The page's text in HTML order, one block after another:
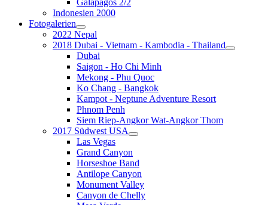
Galapagos 2/2
Indonesien 2000
Fotogalerien
2022 Nepal
2018 Dubai - Vietnam - Kambodia - Thailand
Dubai
Saigon - Ho Chi Minh
Mekong - Phu Quoc
Ko Chang - Bangkok
Kampot - Neptune Adventure Resort
Phnom Penh
Siem Riep-Angkor Wat-Angkor Thom
2017 Südwest USA
Las Vegas
Grand Canyon
Horseshoe Band
Antilope Canyon
Monument Valley
Canyon de Chelly